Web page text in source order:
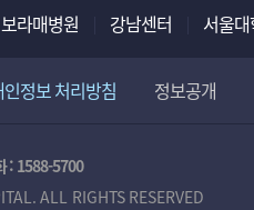
보라매병원 강남센터 서울
인정보 처리방침 정보공개
: 1588-5700
ALL RIGHTS RESERVED